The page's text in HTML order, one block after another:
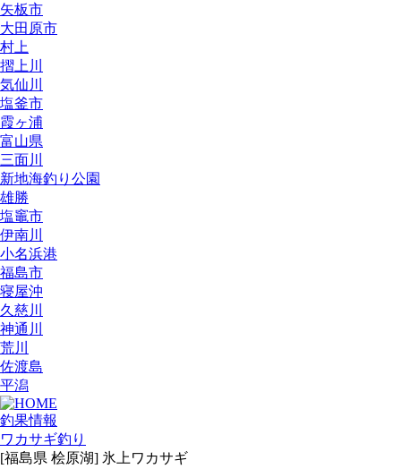
矢板市
大田原市
村上
摺上川
気仙川
塩釜市
霞ヶ浦
富山県
三面川
新地海釣り公園
雄勝
塩竈市
伊南川
小名浜港
福島市
寝屋沖
久慈川
神通川
荒川
佐渡島
平潟
釣果情報
ワカサギ釣り
[福島県 桧原湖] 氷上ワカサギ